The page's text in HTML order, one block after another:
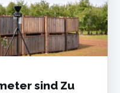
sind Zu